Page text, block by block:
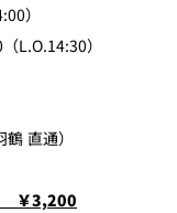
）
）
直通）
￥3,200